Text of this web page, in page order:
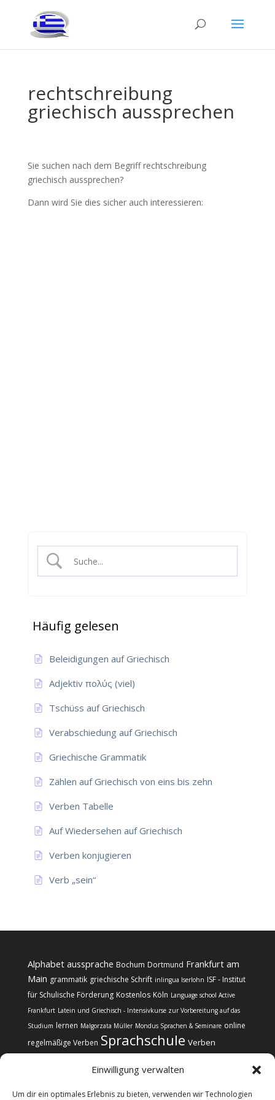
Einwilligung verwalten
Um dir ein optimales Erlebnis zu bieten, verwenden wir Technologien
rechtschreibung
griechisch aussprechen
Sie suchen nach dem Begriff rechtschreibung
griechisch aussprechen?
Dann wird Sie dies sicher auch interessieren:
Häufig gelesen
Beleidigungen auf Griechisch
Adjektiv πολύς (viel)
Tschüss auf Griechisch
Verabschiedung auf Griechisch
Griechische Grammatik
Zählen auf Griechisch von eins bis zehn
Verben Tabelle
Auf Wiedersehen auf Griechisch
Verben konjugieren
Verb „sein“
Alphabet aussprache Bochum Dortmund Frankfurt am
Main grammatik griechische Schrift inlingua Iserlohn ISF - Institut
für Schulische Förderung Kostenlos Köln Language school Active
Frankfurt Latein und Griechisch - Intensivkurse zur Vorbereitung auf das
Studium lernen Malgorzata Müller Mondus Sprachen & Seminare online
regelmäßige Verben Sprachschule Verben